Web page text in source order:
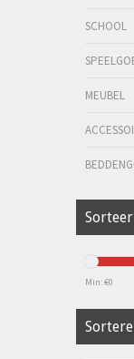
SCHOOL
MEUBEL
Min: €0